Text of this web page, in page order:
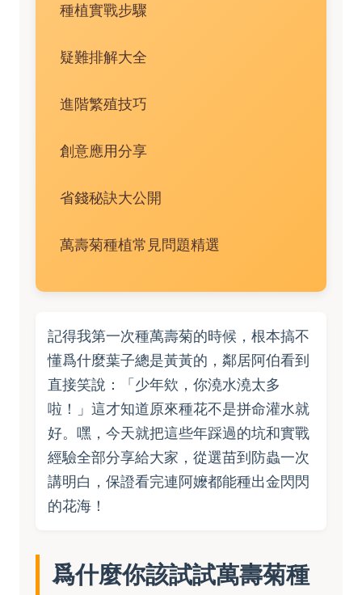
種植實戰步驟
疑難排解大全
進階繁殖技巧
創意應用分享
省錢秘訣大公開
萬壽菊種植常見問題精選
記得我第一次種萬壽菊的時候，根本搞不
懂爲什麼葉子總是黃黃的，鄰居阿伯看到
直接笑說：「少年欸，你澆水澆太多
啦！」這才知道原來種花不是拼命灌水就
好。嘿，今天就把這些年踩過的坑和實戰
經驗全部分享給大家，從選苗到防蟲一次
講明白，保證看完連阿嬤都能種出金閃閃
的花海！
爲什麼你該試試萬壽菊種